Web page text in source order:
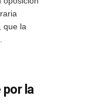
que la
la